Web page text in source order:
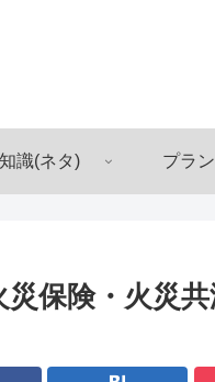
識(ネタ) プラ
災保険・火災